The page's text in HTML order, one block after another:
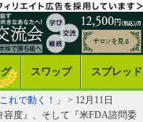
スワップ スプレッド
れで動く！」
> 12月11日
度』、そして『米FDA諮問委